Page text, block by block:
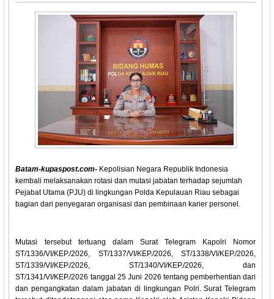
Batam-kupaspost.com- Kepolisian Negara Republik Indonesia
kembali melaksanakan rotasi dan mutasi jabatan terhadap sejumlah
Pejabat Utama (PJU) di lingkungan Polda Kepulauan Riau sebagai
bagian dari penyegaran organisasi dan pembinaan karier personel.
Mutasi tersebut tertuang dalam Surat Telegram Kapolri Nomor
ST/1336/VI/KEP./2026, ST/1337/VI/KEP./2026, ST/1338/VI/KEP./2026,
ST/1339/VI/KEP./2026, ST/1340/VI/KEP./2026, dan
ST/1341/VI/KEP./2026 tanggal 25 Juni 2026 tentang pemberhentian dari
dan pengangkatan dalam jabatan di lingkungan Polri. Surat Telegram